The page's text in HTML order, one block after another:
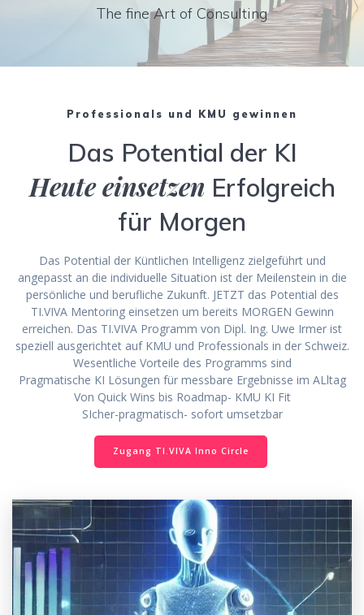
The fine Art of Consulting
Professionals und KMU gewinnen
Das Potential der KI
Heute einsetzen Erfolgreich
für Morgen
Das Potential der Küntlichen Intelligenz zielgeführt und
angepasst an die individuelle Situation ist der Meilenstein in die
persönliche und berufliche Zukunft. JETZT das Potential des
TI.VIVA Mentoring einsetzen um bereits MORGEN Gewinn
erreichen. Das TI.VIVA Programm von Dipl. Ing. Uwe Irmer ist
speziell ausgerichtet auf KMU und Professionals in der Schweiz.
Wesentliche Vorteile des Programms sind
Pragmatische KI Lösungen für messbare Ergebnisse im ALltag
Von Quick Wins bis Roadmap- KMU KI Fit
SIcher-pragmatisch- sofort umsetzbar
Zugang TI.VIVA Inno Circle